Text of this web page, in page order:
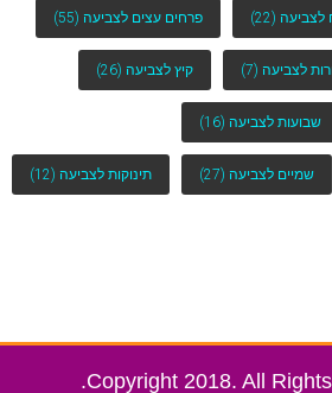
לצביעה (22) פרחים עצים לצביעה (55)
לצביעה (7) קיץ לצביעה (26)
שבועות לצביעה (16)
שמיים לצביעה (27) תינוקות לצביעה (12)